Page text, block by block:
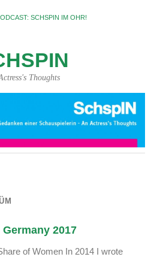
SCHSPIN IM OHR!
Thoughts
2017
of Women In 2014 I wrote